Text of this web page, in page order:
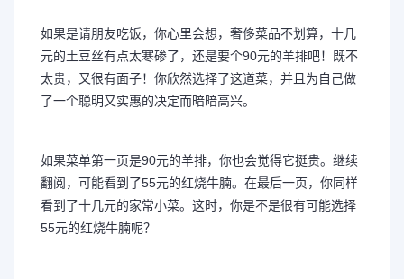
如果是请朋友吃饭，你心里会想，奢侈菜品不划算，十几
元的土豆丝有点太寒碜了，还是要个90元的羊排吧！既不
太贵，又很有面子！你欣然选择了这道菜，并且为自己做
了一个聪明又实惠的决定而暗暗高兴。
如果菜单第一页是90元的羊排，你也会觉得它挺贵。继续
翻阅，可能看到了55元的红烧牛腩。在最后一页，你同样
看到了十几元的家常小菜。这时，你是不是很有可能选择
55元的红烧牛腩呢？